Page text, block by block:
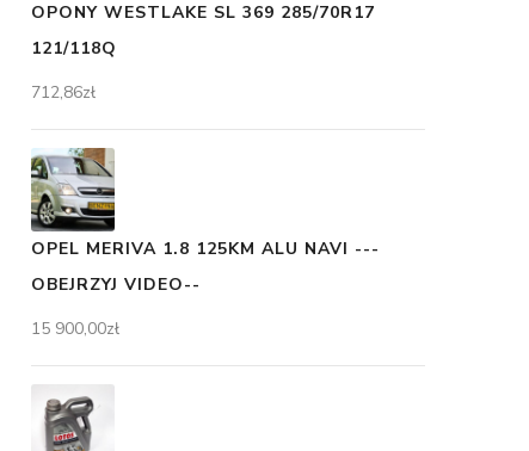
OPONY WESTLAKE SL 369 285/70R17
121/118Q
712,86zł
OPEL MERIVA 1.8 125KM ALU NAVI ---
OBEJRZYJ VIDEO--
15 900,00zł